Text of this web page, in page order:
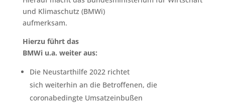
und Klimaschutz (BMWi)
aufmerksam.
Hierzu führt das
BMWi u.a. weiter aus:
Die Neustarthilfe 2022 richtet
sich weiterhin an die Betroffenen, die
coronabedingte Umsatzeinbußen